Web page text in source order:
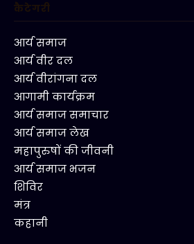
कैटेगरी
आर्य समाज
आर्य वीर दल
आर्य वीरांगना दल
आगामी कार्यक्रम
आर्य समाज समाचार
आर्य समाज लेख
महापुरुषों की जीवनी
आर्य समाज भजन
शिविर
मंत्र
कहानी